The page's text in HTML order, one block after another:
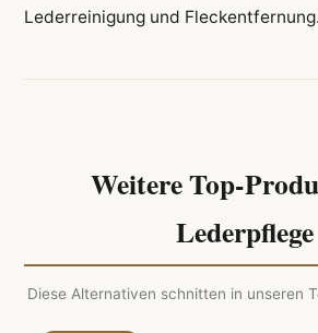
Lederreinigung und Fleckentfernung.
Weitere Top-
Lederpflege
Diese Alternativen schnitten in unseren